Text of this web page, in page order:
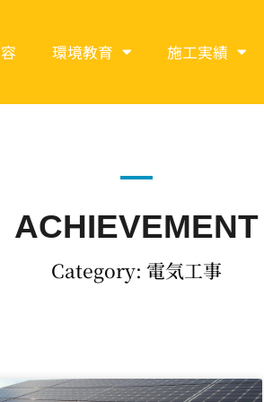
環境教育 施工実績
ACHIEVEMENT
Category: 電気工事